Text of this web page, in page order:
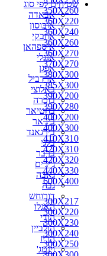
שטיחים לפי סוג
אבאדה
אובוסון
אוזבקי
איספהאן
אנגלי
אפגן
ארדביל
באלוצי
בוכרה
בחטיאר
ביג'אר
בירגאנד
בלגי
ברבר
ג'יג'ים
גאבה
גבה
דורוחש
האגלו
הודי
הולביין
הריז
וינטג'
350X260
360X220
360X240
360X260
360X270
370X270
380X300
385X300
390X200
390X280
400X200
400X300
410X310
420X310
420X320
440X330
600X400
300X217
300X220
300X230
300X240
300X250
270X150
270X160
270X170
270X200
280X160
280X180
280X200
290X180
300X180